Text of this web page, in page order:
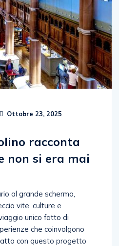
Ottobre 23, 2025
racconta
non si era mai
al grande schermo,
vite, culture e
unico fatto di
che coinvolgono
con questo progetto